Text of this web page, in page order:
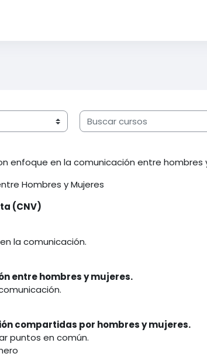
Buscar cursos
enfoque en la comunicación entre hombres
Hombres y Mujeres
(CNV)
la comunicación.
entre hombres y mujeres.
compartidas por hombres y mujeres.
puntos en común.